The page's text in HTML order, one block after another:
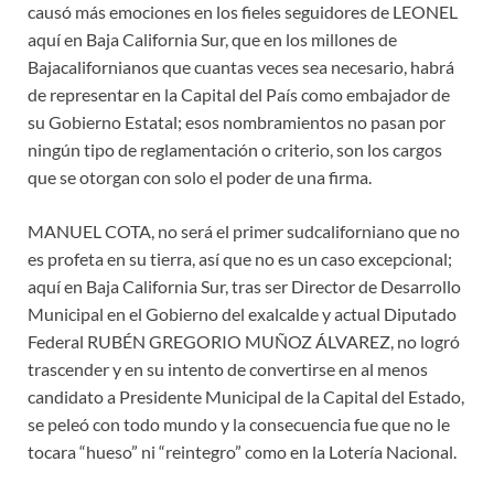
causó más emociones en los fieles seguidores de LEONEL
aquí en Baja California Sur, que en los millones de
Bajacalifornianos que cuantas veces sea necesario, habrá
de representar en la Capital del País como embajador de
su Gobierno Estatal; esos nombramientos no pasan por
ningún tipo de reglamentación o criterio, son los cargos
que se otorgan con solo el poder de una firma.
MANUEL COTA, no será el primer sudcaliforniano que no
es profeta en su tierra, así que no es un caso excepcional;
aquí en Baja California Sur, tras ser Director de Desarrollo
Municipal en el Gobierno del exalcalde y actual Diputado
Federal RUBÉN GREGORIO MUÑOZ ÁLVAREZ, no logró
trascender y en su intento de convertirse en al menos
candidato a Presidente Municipal de la Capital del Estado,
se peleó con todo mundo y la consecuencia fue que no le
tocara “hueso” ni “reintegro” como en la Lotería Nacional.